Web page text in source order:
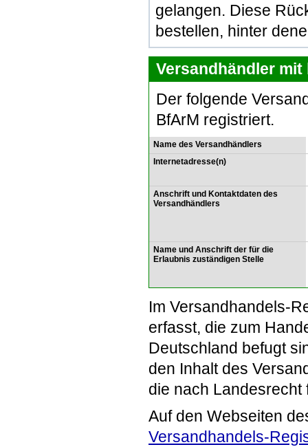
gelangen. Diese
bestellen, hinter
Versandhändler
Der folgende
BfArM registriert.
Name des Versandhändlers
Internetadresse(n)
Anschrift und Kontaktdaten des
Versandhändlers
Name und Anschrift der für die
Erlaubnis zuständigen Stelle
Im Versandhandels-
erfasst, die zum
Deutschland befugt
den Inhalt des
die nach Landesrecht
Auf den Webseiten
Versandhandels-